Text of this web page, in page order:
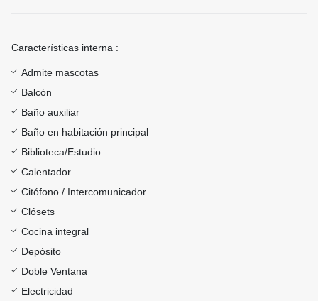
Características interna :
Admite mascotas
Balcón
Baño auxiliar
Baño en habitación principal
Biblioteca/Estudio
Calentador
Citófono / Intercomunicador
Clósets
Cocina integral
Depósito
Doble Ventana
Electricidad